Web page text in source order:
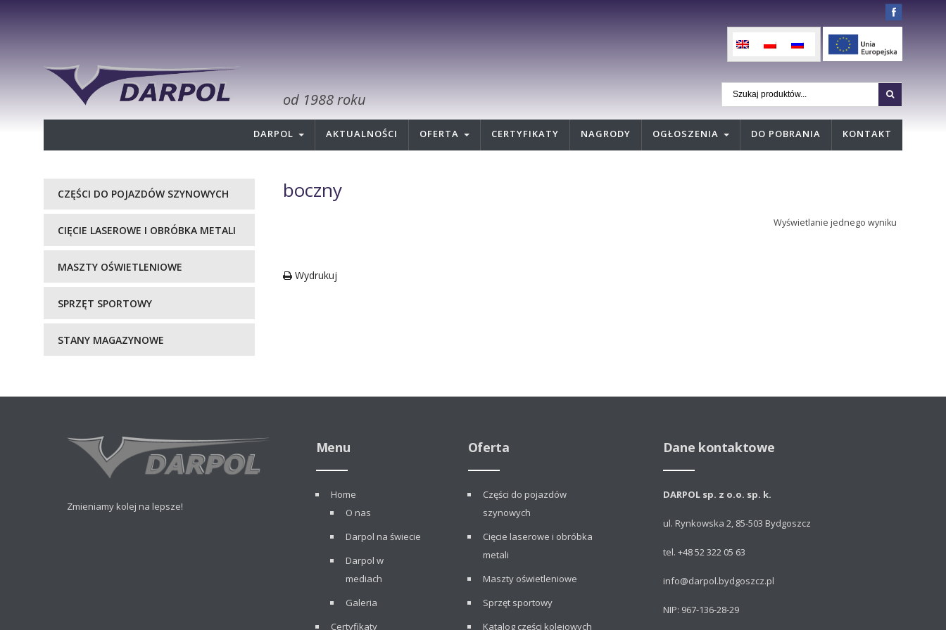
od 1988 roku
DARPOL AKTUALNOŚCI OFERTA CERTYFIKATY NAGRODY OGŁOSZENIA DO POBRANIA KONTAKT
boczny
Wyświetlanie jednego wyniku
Wydrukuj
CZĘŚCI DO POJAZDÓW SZYNOWYCH
CIĘCIE LASEROWE I OBRÓBKA METALI
MASZTY OŚWIETLENIOWE
SPRZĘT SPORTOWY
STANY MAGAZYNOWE
Zmieniamy kolej na lepsze!
Menu
Home
O nas
Darpol na świecie
Darpol w
mediach
Galeria
Certyfikaty
Oferta
Części do pojazdów
szynowych
Cięcie laserowe i obróbka
metali
Maszty oświetleniowe
Sprzęt sportowy
Katalog części kolejowych
Dane kontaktowe
DARPOL sp. z o.o. sp. k.
ul. Rynkowska 2, 85-503 Bydgoszcz
tel. +48 52 322 05 63
info@darpol.bydgoszcz.pl
NIP: 967-136-28-29